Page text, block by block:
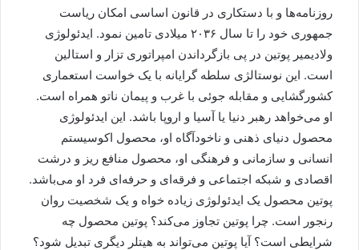
روزنامه‌ها و با دستکاری در قانون اساسی امکان ریاست
جمهوری خود را تا سال ۲۰۳۶ میلادی تامین نمود. ایدئولوژی
ولادیمیر پوتین در پی بازگرداندن امپراتوری تزار و استالین
است. این نوستالژی سلطه گرایانه با یک خواست استعماری
کشورگشایی و مقابله جوئی با غرب و پیمان ناتو همراه است.
او می‌خواهد رهبر دنیا یا آسیا و اروپا باشد. این ایدئولوژی
محصول دنیای ذهنی و ناخودآگاه او، محصول اکوسیستم
انسانی و سازمانی و فرهنگی او، محصول منافع ریز و درشت
اقصادی و شبکه اجتماعی و فرقه‌ای و حرفه‌ای فرد او می‌باشد.
پوتین محصول یک ایدئولوژی زیاده خواه و یک شخصیت روان
رنجور است. چرا پوتین تجاوز می‌کند؟ پوتین محصول چه
شرایطی است؟ آیا پوتین می‌تواند به هیتلر دیگری تبدیل شود؟